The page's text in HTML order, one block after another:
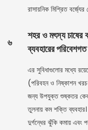
রাসায়নিক মিশ্রিত
৬
শহর ও মৎস্য চাষের
ব্যবহারের
এর সুবিধাগুলোর মধ্যে
(পরিবহন ও নিষ্কাশন
জন্য উপযুক্ত শুষ্কতর কেক
তুলনায় কম শক্তি
দুর্গন্ধের ঝুঁকি কমায় এবং